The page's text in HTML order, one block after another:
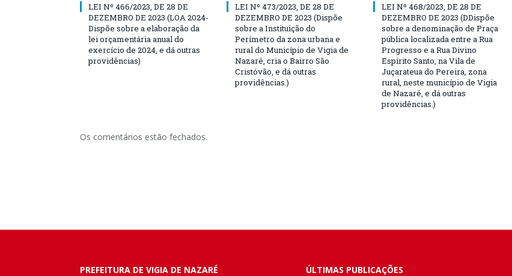
LEI Nº 466/2023, DE 28 DE
DEZEMBRO DE 2023 (LOA 2024-
Dispõe sobre a elaboração da
lei orçamentária anual do
exercício de 2024, e dá outras
providências)
LEI Nº 473/2023, DE 28 DE
DEZEMBRO DE 2023 (Dispõe
sobre a Instituição do
Perímetro da zona urbana e
rural do Município de Vigia de
Nazaré, cria o Bairro São
Cristóvão, e dá outras
providências.)
LEI Nº 468/2023, DE 28 DE
DEZEMBRO DE 2023 (DDispõe
sobre a denominação de Praça
pública localizada entre a Rua
Progresso e a Rua Divino
Espírito Santo, na Vila de
Juçarateua do Pereira, zona
rural, neste município de Vigia
de Nazaré, e dá outras
providências.)
Os comentários estão fechados.
PREFEITURA DE VIGIA DE NAZARÉ ÚLTIMAS PUBLICAÇÕES